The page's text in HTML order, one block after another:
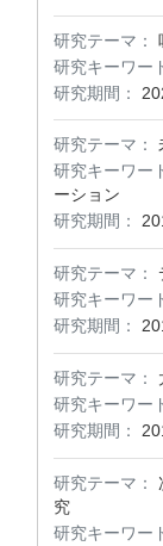
研究テーマ：
研究キーワー
研究期間：
研究テーマ：
研究キーワー
ーション
研究期間：
研究テーマ：
研究キーワー
研究期間：
研究テーマ：
研究キーワー
研究期間：
研究テーマ：
究
研究キーワー